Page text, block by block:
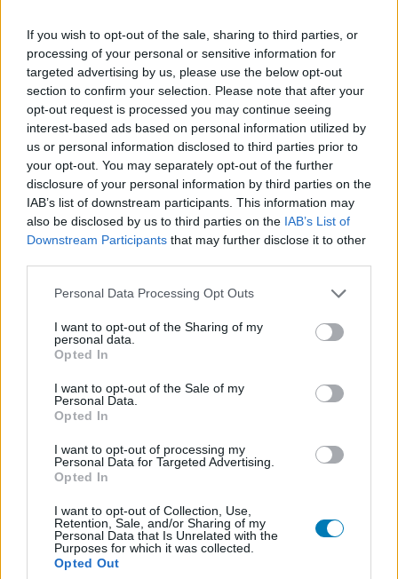
If you wish to opt-out of the sale, sharing to third parties, or
processing of your personal or sensitive information for
targeted advertising by us, please use the below opt-out
section to confirm your selection. Please note that after your
opt-out request is processed you may continue seeing
interest-based ads based on personal information utilized by
us or personal information disclosed to third parties prior to
your opt-out. You may separately opt-out of the further
disclosure of your personal information by third parties on the
IAB’s list of downstream participants. This information may
also be disclosed by us to third parties on the IAB’s List of
Downstream Participants that may further disclose it to other
Please note that this website/app uses one or more Google
not limited to your visit or usage behaviour. You may click to
grant or deny consent to Google and its third-party tags to
use your data for below specified purposes in below Google
consent section.
Personal Data Processing Opt Outs
I want to opt-out of the Sharing of my
personal data.
Opted In
I want to opt-out of the Sale of my
Personal Data.
Opted In
I want to opt-out of processing my
Personal Data for Targeted Advertising.
Opted In
I want to opt-out of Collection, Use,
Retention, Sale, and/or Sharing of my
Personal Data that Is Unrelated with the
Purposes for which it was collected.
Opted Out
iparág növekedéséhez el kell felejteni az exkluzivitást, és
mindenki számára a lehető legegyszerűbben és
megfizethető módon kellene hozzáférést biztosítani a
játékokhoz.
Ti mit gondoltok erről?
Nagyszabású finálé: A Smash by Meló-Diák
strandröplabda sorozat utolsó fordulója
Balatonalmádiban! (X)
the blind forest
#ori and the will of the wisps
#microsoft
#private division